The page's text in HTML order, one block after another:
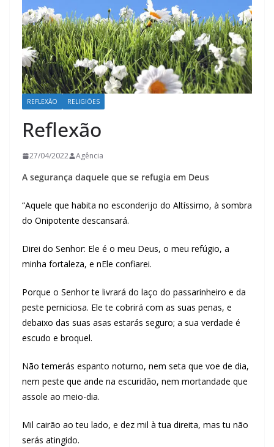
REFLEXÃO RELIGIÕES
Reflexão
27/04/2022 Agência
A segurança daquele que se refugia em Deus
“Aquele que habita no esconderijo do Altíssimo, à sombra
do Onipotente descansará.
Direi do Senhor: Ele é o meu Deus, o meu refúgio, a
minha fortaleza, e nEle confiarei.
Porque o Senhor te livrará do laço do passarinheiro e da
peste perniciosa. Ele te cobrirá com as suas penas, e
debaixo das suas asas estarás seguro; a sua verdade é
escudo e broquel.
Não temerás espanto noturno, nem seta que voe de dia,
nem peste que ande na escuridão, nem mortandade que
assole ao meio-dia.
Mil cairão ao teu lado, e dez mil à tua direita, mas tu não
serás atingido.